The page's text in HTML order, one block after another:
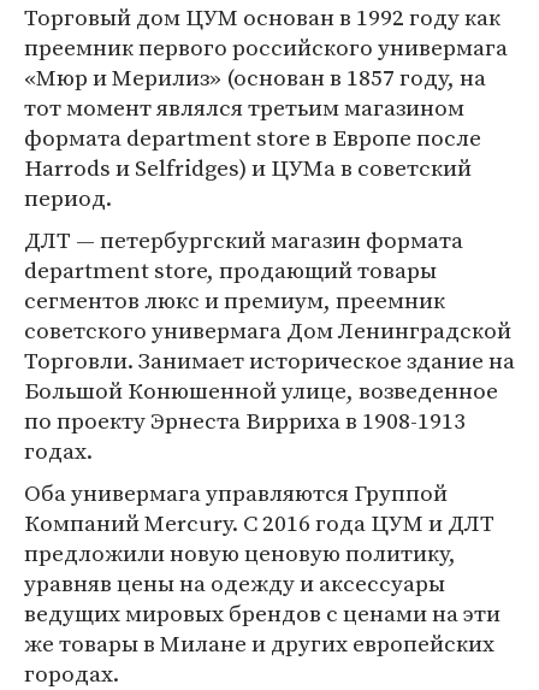
Торговый дом ЦУМ основан в 1992 году как
преемник первого российского универмага
«Мюр и Мерилиз» (основан в 1857 году, на
тот момент являлся третьим магазином
формата department store в Европе после
Harrods и Selfridges) и ЦУМа в советский
период.
ДЛТ — петербургский магазин формата
department store, продающий товары
сегментов люкс и премиум, преемник
советского универмага Дом Ленинградской
Торговли. Занимает историческое здание на
Большой Конюшенной улице, возведенное
по проекту Эрнеста Вирриха в 1908-1913
годах.
Оба универмага управляются Группой
Компаний Mercury. С 2016 года ЦУМ и ДЛТ
предложили новую ценовую политику,
уравняв цены на одежду и аксессуары
ведущих мировых брендов с ценами на эти
же товары в Милане и других европейских
городах.